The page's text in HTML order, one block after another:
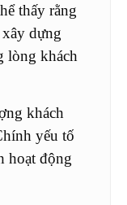
thấy rằng
dựng
lòng khách
khách
yếu tố
hoạt động